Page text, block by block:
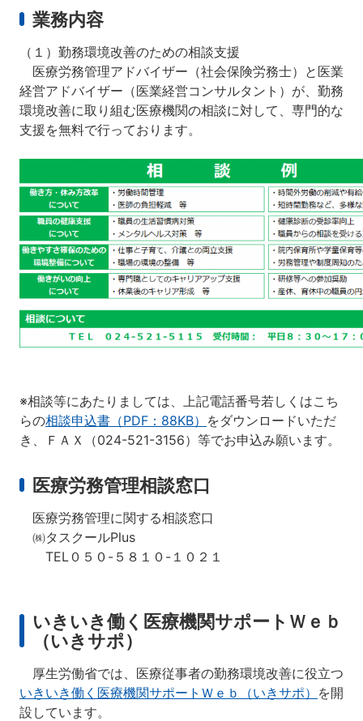
業務内容
（１）勤務環境改善のための相談支援
医療労務管理アドバイザー（社会保険労務士）と医業
経営アドバイザー（医業経営コンサルタント）が、勤務
環境改善に取り組む医療機関の相談に対して、専門的な
支援を無料で行っております。
※相談等にあたりましては、上記電話番号若しくはこち
らの相談申込書（PDF：88KB） をダウンロードいただ
き、ＦＡＸ（024-521-3156）等でお申込み願います。
医療労務管理相談窓口
医療労務管理に関する相談窓口
㈱タスクールPlus
TEL０５０-５８１０-１０２１
いきいき働く医療機関サポートＷｅｂ
（いきサポ）
厚生労働省では、医療従事者の勤務環境改善に役立つ
いきいき働く医療機関サポートＷｅｂ（いきサポ） を開
設しています。